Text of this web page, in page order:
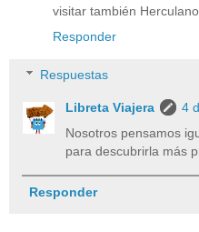
visitar también
Responder
Respuestas
Libreta Viajera
4
Nosotros pensamos
para descubrirla más
Responder